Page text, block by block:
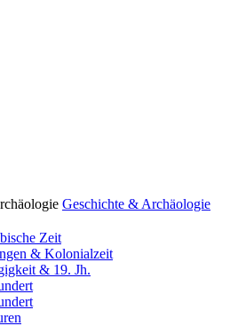
Geschichte & Archäologie
Zeit
& Kolonialzeit
& 19. Jh.